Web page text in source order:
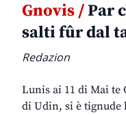
Gnovis /Par
salti fûr dal
Redazion
Lunis ai 11 di Mai te
di Udin, si è tignude